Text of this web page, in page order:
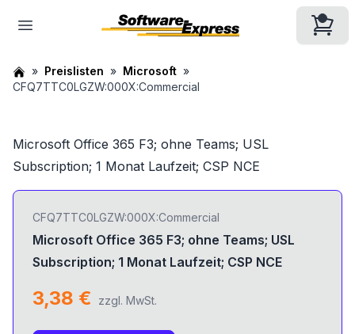
Preislisten
Microsoft
CFQ7TTC0LGZW:000X:Commercial
Microsoft Office 365 F3; ohne Teams; USL
Subscription; 1 Monat Laufzeit; CSP NCE
CFQ7TTC0LGZW:000X:Commercial
Microsoft Office 365 F3; ohne Teams; USL
Subscription; 1 Monat Laufzeit; CSP NCE
3,38 € zzgl. MwSt.